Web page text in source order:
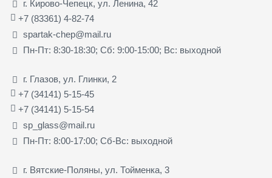
г. Кирово-Чепецк, ул. Ленина, 42
+7 (83361) 4-82-74
spartak-chep@mail.ru
Пн-Пт: 8:30-18:30; Сб: 9:00-15:00; Вс: выходной
г. Глазов, ул. Глинки, 2
+7 (34141) 5-15-45
+7 (34141) 5-15-54
sp_glass@mail.ru
Пн-Пт: 8:00-17:00; Сб-Вс: выходной
г. Вятские-Поляны, ул. Тойменка, 3